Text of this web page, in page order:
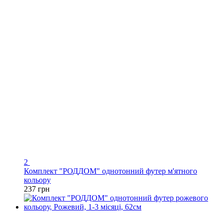
2
Комплект "РОДДОМ" однотонний футер м'ятного
кольору
237 грн